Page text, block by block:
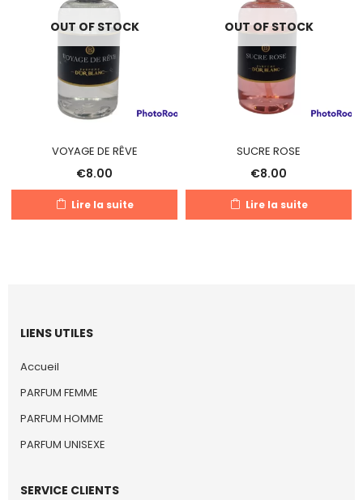
OUT OF STOCK
VOYAGE DE RÊVE
€8.00
Lire la suite
OUT OF STOCK
SUCRE ROSE
€8.00
Lire la suite
LIENS UTILES
Accueil
PARFUM FEMME
PARFUM HOMME
PARFUM UNISEXE
SERVICE CLIENTS